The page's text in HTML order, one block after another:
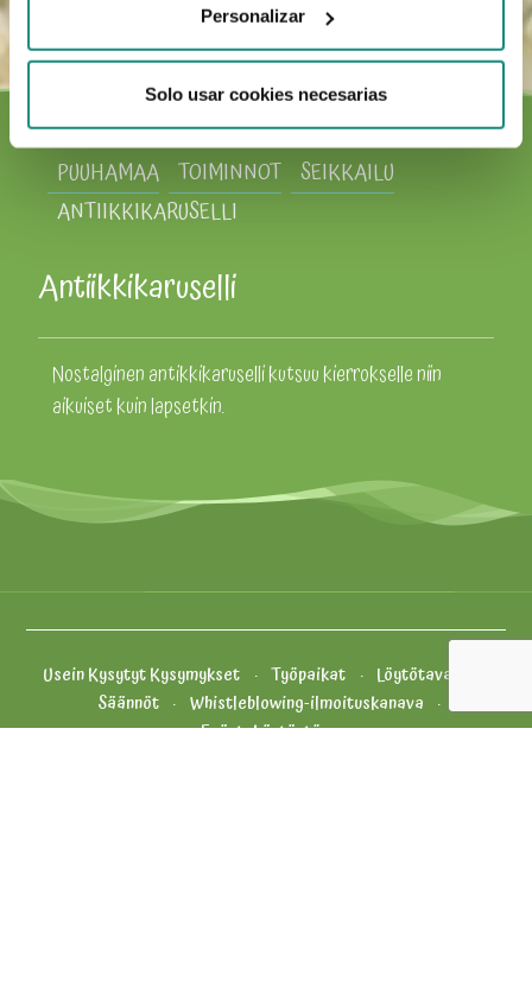
Personalizar
Solo usar cookies necesarias
PUUHAMAA TOIMINNOT SEIKKAILU
ANTIIKKIKARUSELLI
Antiikkikaruselli
Nostalginen antikkikaruselli kutsuu kierrokselle niin
aikuiset kuin lapsetkin.
Usein Kysytyt Kysymykset Työpaikat
Löytötavarat
Säännöt
Whistleblowing-ilmoituskanava
Evästekäytäntö